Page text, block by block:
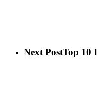
Next PostTop 10